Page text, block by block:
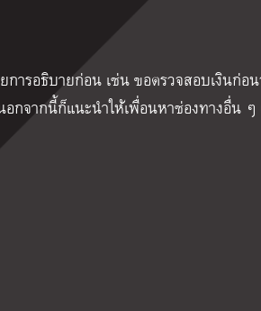
การอธิบายก่อน เช่น ขอตรวจสอบเงินก่
กจากนี้ก็แนะนำให้เพื่อนหาช่องทางอื่น ๆ